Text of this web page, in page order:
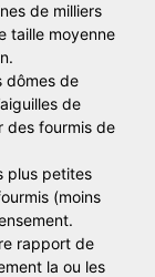
de milliers
taille moyenne
dômes de
de
des fourmis de
plus petites
(moins
rapport de
la ou les